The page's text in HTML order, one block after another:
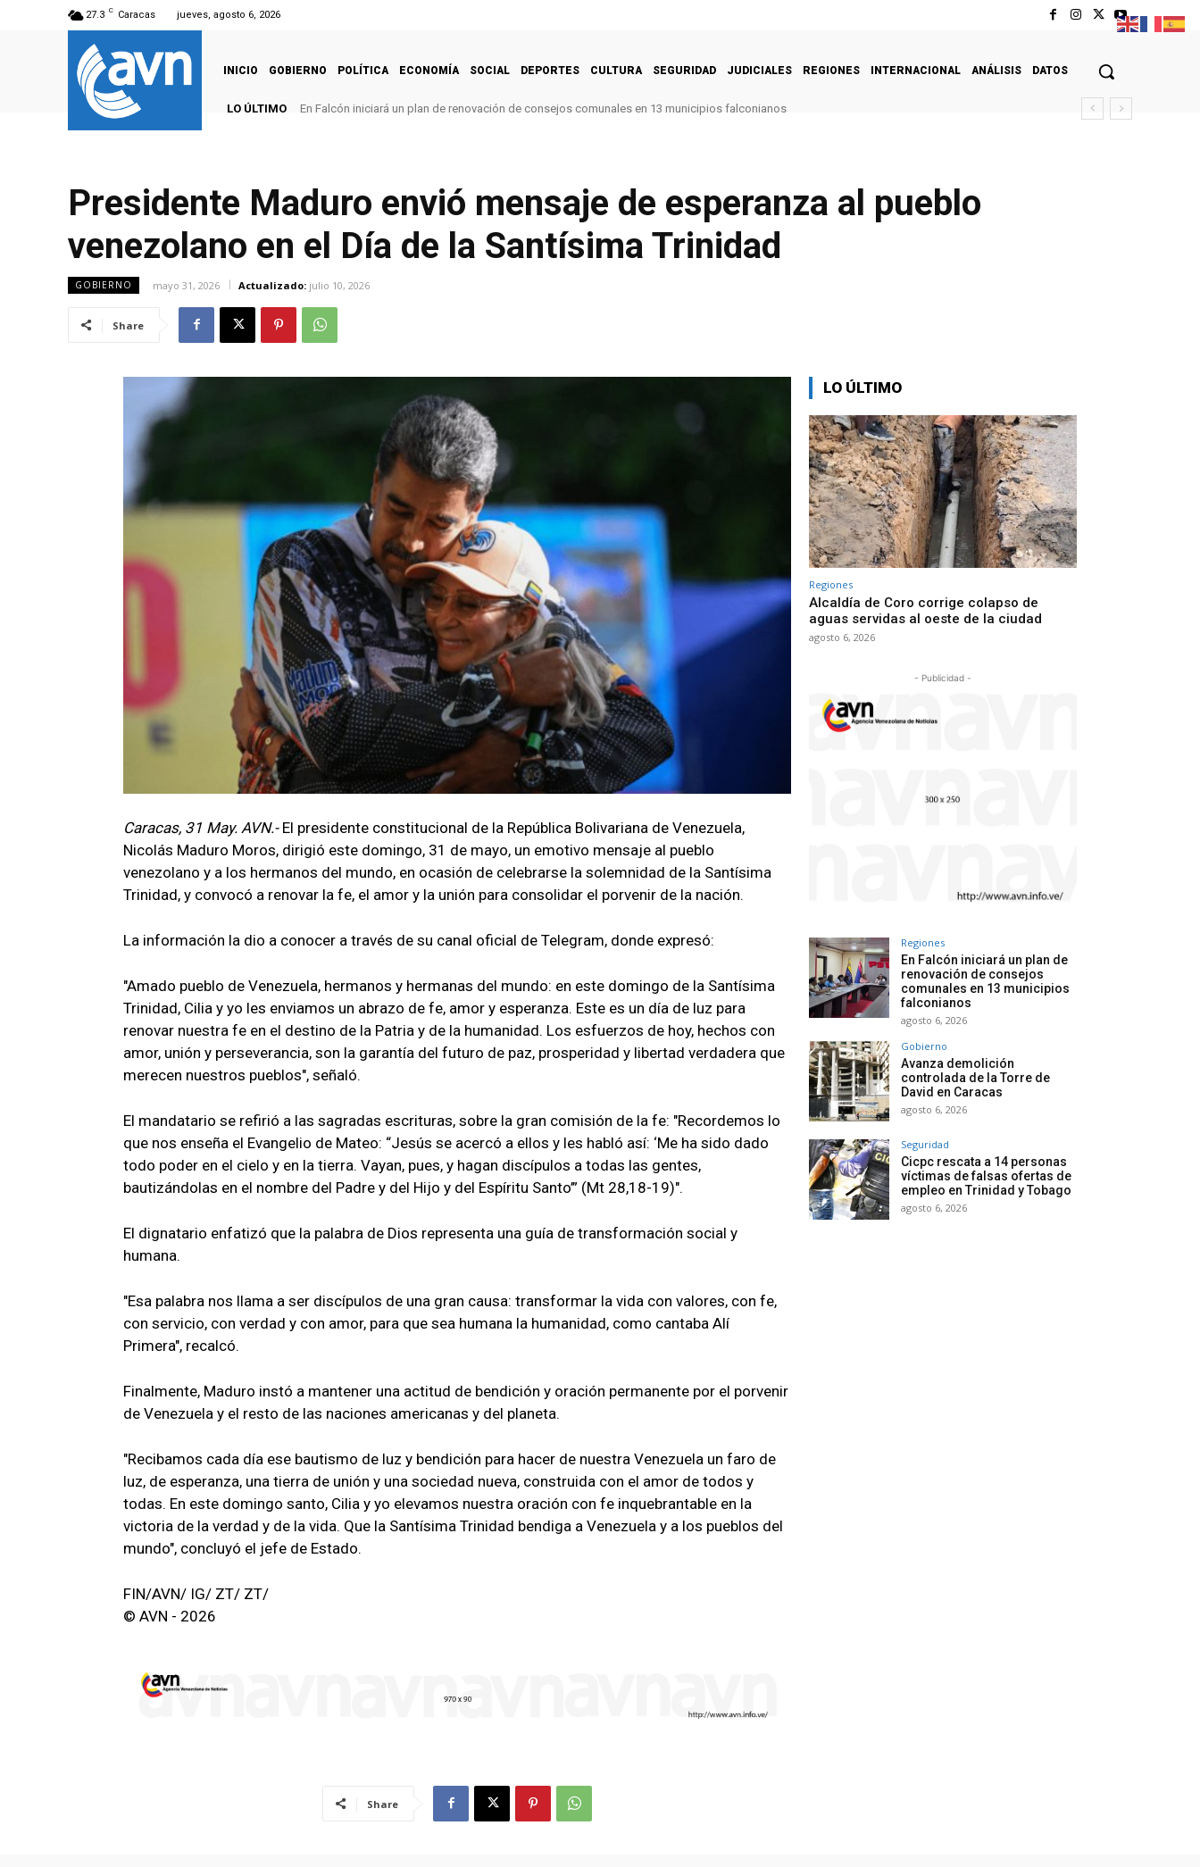
27.3 C Caracas jueves, agosto 6, 2026
INICIO GOBIERNO POLÍTICA ECONOMÍA SOCIAL DEPORTES CULTURA SEGURIDAD JUDICIALES REGIONES INTERNACIONAL ANÁLISIS DATOS
LO ÚLTIMO En Falcón iniciará un plan de renovación de consejos comunales en 13 municipios falconianos
Presidente Maduro envió mensaje de esperanza al pueblo
venezolano en el Día de la Santísima Trinidad
GOBIERNO mayo 31, 2026 Actualizado: julio 10, 2026
Share
Caracas, 31 May. AVN.- El presidente constitucional de la República Bolivariana de Venezuela,
Nicolás Maduro Moros, dirigió este domingo, 31 de mayo, un emotivo mensaje al pueblo
venezolano y a los hermanos del mundo, en ocasión de celebrarse la solemnidad de la Santísima
Trinidad, y convocó a renovar la fe, el amor y la unión para consolidar el porvenir de la nación.
La información la dio a conocer a través de su canal oficial de Telegram, donde expresó:
"Amado pueblo de Venezuela, hermanos y hermanas del mundo: en este domingo de la Santísima
Trinidad, Cilia y yo les enviamos un abrazo de fe, amor y esperanza. Este es un día de luz para
renovar nuestra fe en el destino de la Patria y de la humanidad. Los esfuerzos de hoy, hechos con
amor, unión y perseverancia, son la garantía del futuro de paz, prosperidad y libertad verdadera que
merecen nuestros pueblos", señaló.
El mandatario se refirió a las sagradas escrituras, sobre la gran comisión de la fe: "Recordemos lo
que nos enseña el Evangelio de Mateo: “Jesús se acercó a ellos y les habló así: ‘Me ha sido dado
todo poder en el cielo y en la tierra. Vayan, pues, y hagan discípulos a todas las gentes,
bautizándolas en el nombre del Padre y del Hijo y del Espíritu Santo’” (Mt 28,18-19)".
El dignatario enfatizó que la palabra de Dios representa una guía de transformación social y
humana.
"Esa palabra nos llama a ser discípulos de una gran causa: transformar la vida con valores, con fe,
con servicio, con verdad y con amor, para que sea humana la humanidad, como cantaba Alí
Primera", recalcó.
Finalmente, Maduro instó a mantener una actitud de bendición y oración permanente por el porvenir
de Venezuela y el resto de las naciones americanas y del planeta.
"Recibamos cada día ese bautismo de luz y bendición para hacer de nuestra Venezuela un faro de
luz, de esperanza, una tierra de unión y una sociedad nueva, construida con el amor de todos y
todas. En este domingo santo, Cilia y yo elevamos nuestra oración con fe inquebrantable en la
victoria de la verdad y de la vida. Que la Santísima Trinidad bendiga a Venezuela y a los pueblos del
mundo", concluyó el jefe de Estado.
FIN/AVN/ IG/ ZT/ ZT/
© AVN - 2026
Share
LO ÚLTIMO
Regiones
Alcaldía de Coro corrige colapso de
aguas servidas al oeste de la ciudad
agosto 6, 2026
- Publicidad -
Regiones
En Falcón iniciará un plan de
renovación de consejos
comunales en 13 municipios
falconianos
agosto 6, 2026
Gobierno
Avanza demolición
controlada de la Torre de
David en Caracas
agosto 6, 2026
Seguridad
Cicpc rescata a 14 personas
víctimas de falsas ofertas de
empleo en Trinidad y Tobago
agosto 6, 2026